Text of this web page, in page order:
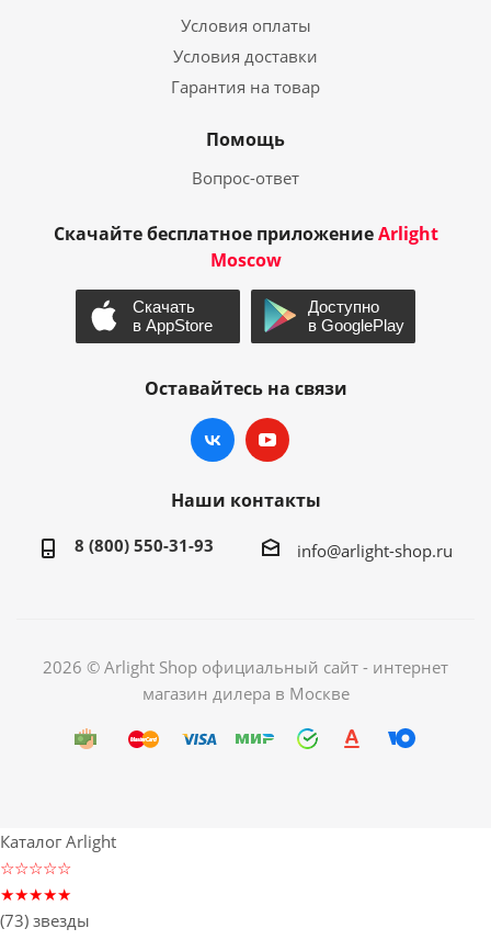
Условия оплаты
Условия доставки
Гарантия на товар
Помощь
Вопрос-ответ
Скачайте бесплатное приложениеArlight
Moscow
Оставайтесь на связи
Наши контакты
8 (800) 550-31-93 info@arlight-shop.ru
2026 © Arlight Shop официальный сайт - интернет
магазин дилера в Москве
Каталог Arlight
☆☆☆☆☆
★★★★★
(73) звезды